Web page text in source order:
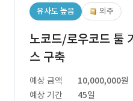
유사도 높음 외주
노코드/로우코드 툴
스 구축
예상 금액
10,000,000원
예상 기간
45일